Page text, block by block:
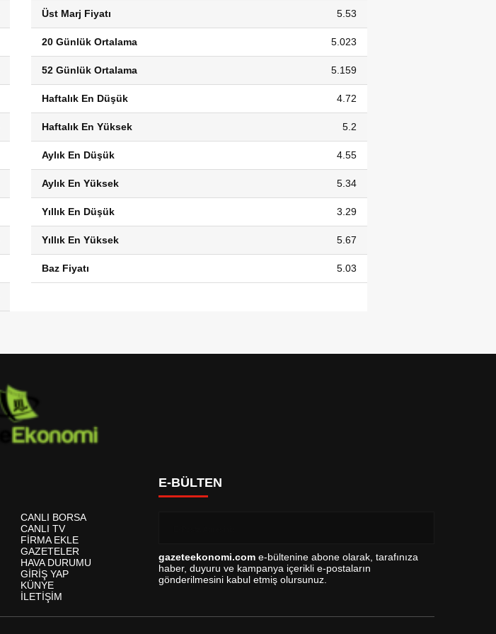
Üst Marj Fiyatı 5.53
20 Günlük Ortalama 5.023
52 Günlük Ortalama 5.159
Haftalık En Düşük 4.72
Haftalık En Yüksek 5.2
Aylık En Düşük 4.55
Aylık En Yüksek 5.34
Yıllık En Düşük 3.29
Yıllık En Yüksek 5.67
Baz Fiyatı 5.03
CANLI BORSA
CANLI TV
FİRMA EKLE
GAZETELER
HAVA DURUMU
GİRİŞ YAP
KÜNYE
İLETİŞİM
E-BÜLTEN
gazeteekonomi.com e-bültenine abone olarak, tarafınıza
haber, duyuru ve kampanya içerikli e-postaların
gönderilmesini kabul etmiş olursunuz.